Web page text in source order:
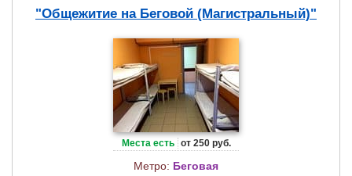
"Общежитие на Беговой (Магистральный)"
Места есть от 250 руб.
Метро: Беговая